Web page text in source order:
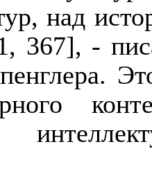
над
367], -